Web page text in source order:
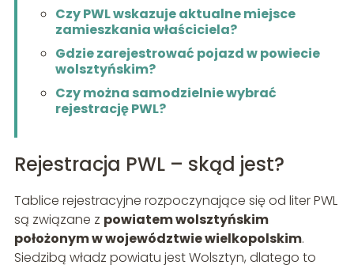
Czy PWL wskazuje aktualne miejsce
zamieszkania właściciela?
Gdzie zarejestrować pojazd w powiecie
wolsztyńskim?
Czy można samodzielnie wybrać
rejestrację PWL?
Rejestracja PWL – skąd jest?
Tablice rejestracyjne rozpoczynające się od liter PWL
są związane z powiatem wolsztyńskim
położonym w województwie wielkopolskim.
Siedzibą władz powiatu jest Wolsztyn, dlatego to